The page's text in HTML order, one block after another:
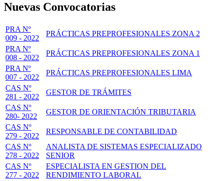
Nuevas Convocatorias
PRA Nº
009 - 2022
PRÁCTICAS PREPROFESIONALES ZONA 2
PRA Nº
008 - 2022
PRÁCTICAS PREPROFESIONALES ZONA 1
PRA Nº
007 - 2022
PRÁCTICAS PREPROFESIONALES LIMA
CAS Nº
281 - 2022
GESTOR DE TRÁMITES
CAS Nº
280- 2022
GESTOR DE ORIENTACIÓN TRIBUTARIA
CAS Nº
279 - 2022
RESPONSABLE DE CONTABILIDAD
CAS Nº
278 - 2022
ANALISTA DE SISTEMAS ESPECIALIZADO
SENIOR
CAS Nº
277 - 2022
ESPECIALISTA EN GESTION DEL
RENDIMIENTO LABORAL